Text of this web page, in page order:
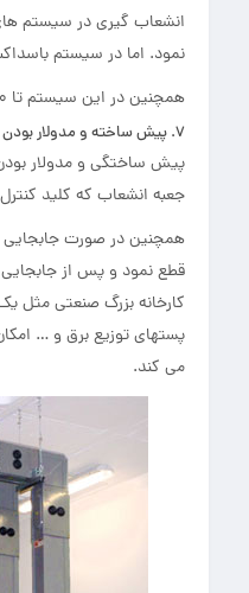
نمود. اما در سیستم
همچنین در این سیستم تا 1250 آمپر انشعاب گیری با قطع جریان اصلی برق نیز میسر می باشد.
7. پیش ساخته و مدولار بودن :
پیش ساختگی و مدولار
جعبه انشعاب که کلید
همچنین در صورت جابجایی
قطع نمود و پس از
کارخانه بزرگ صنعتی مثل
پستهای توزیع برق و …
می کند.